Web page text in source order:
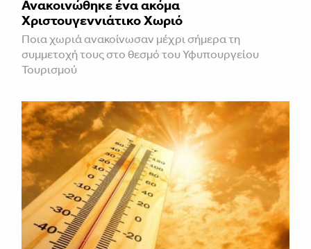
Ανακοινώθηκε ένα ακόμα
Χριστουγεννιάτικο Χωριό
Ποια χωριά ανακοίνωσαν μέχρι σήμερα τη
συμμετοχή τους στο θεσμό του Υφυπουργείου
Τουρισμού